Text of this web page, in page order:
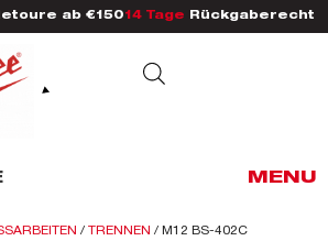
ab €150 14 Tage Rückgaberecht
MENU
/ TRENNEN / M12 BS-402C